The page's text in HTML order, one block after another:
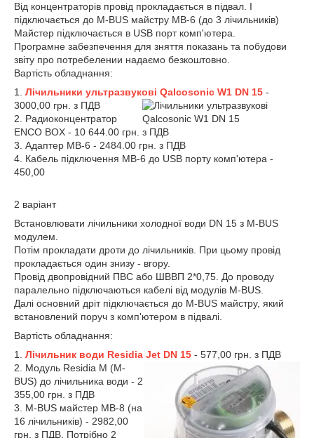
Від концентраторів провід прокладається в підвал. І
підключається до M-BUS майстру MB-6 (до 3 лічильників)
Майстер підключається в USB порт комп'ютера.
Програмне забезпечення для зняття показань та побудови
звіту про потребелении надаємо безкоштовно.
Вартість обладнання:
1. Лічильники ультразвукові Qalcosonic W1 DN 15 -
3000,00 грн. з ПДВ
2. Радиоконцентратор
ENCO BOX - 10 644.00 грн. з ПДВ
3. Адаптер MB-6 - 2484.00 грн. з ПДВ
4. Кабель підключення MB-6 до USB порту комп'ютера -
450,00
2 варіант
Встановлювати лічильники холодної води DN 15 з M-BUS
модулем.
Потім прокладати дроти до лічильників. При цьому провід
прокладається один знизу - вгору.
Провід двопровідний ПВС або ШВВП 2*0,75. До проводу
паралельно підключаються кабелі від модулів M-BUS.
Далі основний дріт підключається до M-BUS майстру, який
встановлений поруч з комп'ютером в підвалі.
Вартість обладнання:
1. Лічильник води Residia Jet DN 15 - 577,00 грн. з ПДВ
2. Модуль Residia M (M-
BUS) до лічильника води - 2
355,00 грн. з ПДВ
3. M-BUS майстер MB-8 (на
16 лічильників) - 2982,00
грн. з ПДВ. Потрібно 2